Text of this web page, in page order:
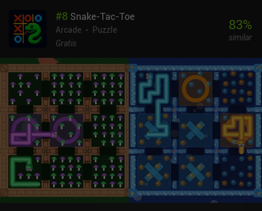
#8 Snake-Tac-Toe
Arcade
Puzzle
Gratis
83%
similar